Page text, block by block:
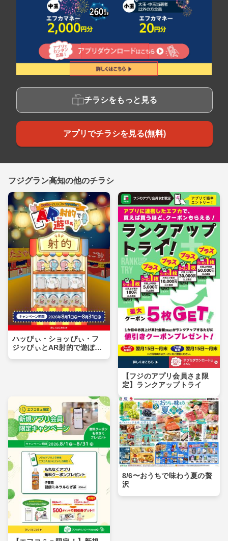
チラシをもっと見る
アプリでチラシを見る(無料)
フジグラン高知の他のチラシ
ハッぴぃ・ショッぴぃ・フ
ジッぴぃとAR射的で遊ぼ
【フジのアプリ会員さま限
定】ランクアップトライ
8/6〜おうちで味わう夏の贅
沢